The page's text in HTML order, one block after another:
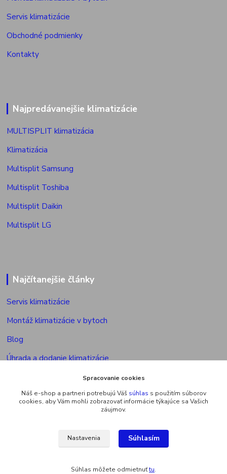
Servis klimatizácie
Obchodné podmienky
Kontakty
Najpredávanejšie klimatizácie
MULTISPLIT klimatizácia
Klimatizácia
Multisplit Samsung
Multisplit Toshiba
Multisplit Daikin
Multisplit LG
Najčítanejšie články
Servis klimatizácie
Montáž klimatizácie v bytoch
Blog
Úhrada a dodanie klimatizácie
Povolenie na montáž klimatizácie
Výkon vonkajšej jed. multisplitu
Upravit sběr cookies.
Spracovanie cookies
Náš e-shop a partneri potrebujú Váš súhlas s použitím súborov
cookies, aby Vám mohli zobrazovať informácie týkajúce sa Vašich
záujmov.
Nastavenia Súhlasím
Súhlas môžete odmietnuťtu.